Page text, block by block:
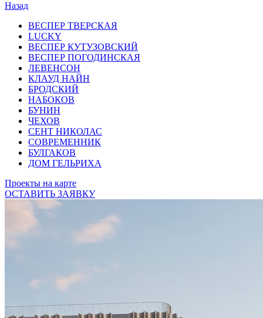
Назад
ВЕСПЕР ТВЕРСКАЯ
LUCKY
ВЕСПЕР КУТУЗОВСКИЙ
ВЕСПЕР ПОГОДИНСКАЯ
ЛЕВЕНСОН
КЛАУД НАЙН
БРОДСКИЙ
НАБОКОВ
БУНИН
ЧЕХОВ
СЕНТ НИКОЛАС
СОВРЕМЕННИК
БУЛГАКОВ
ДОМ ГЕЛЬРИХА
Проекты на карте
ОСТАВИТЬ ЗАЯВКУ